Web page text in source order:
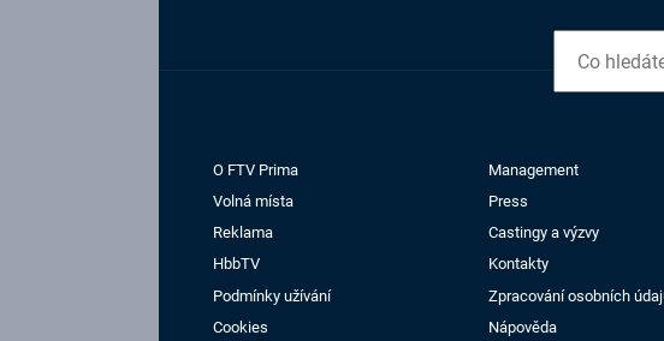
O FTV Prima
Management
Volná místa
Press
Reklama
Castingy a výzvy
HbbTV
Kontakty
Podmínky užívání
Zpracování osobních
Cookies
Nápověda